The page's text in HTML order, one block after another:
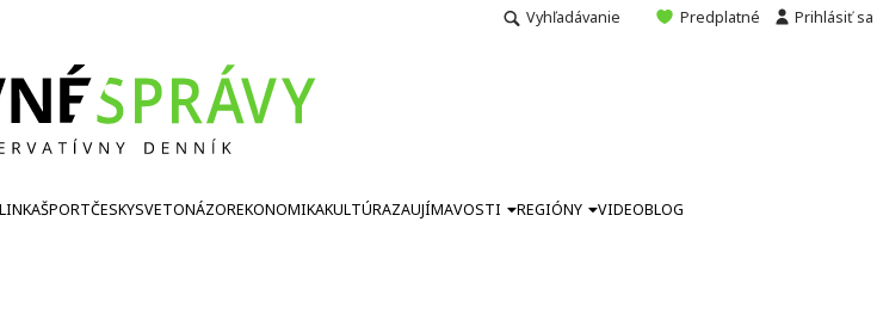
Vyhľadávanie Predplatné Prihlásiť sa
ŠPORTČESKYSVETONÁZOREKONOMIKAKULTÚRAZAUJÍMAVOSTI REGIÓNY VIDEOBLOG